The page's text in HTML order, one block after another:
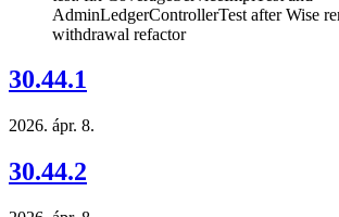
AdminLedgerControllerTest after Wise
withdrawal refactor
30.44.1
2026. ápr. 8.
30.44.2